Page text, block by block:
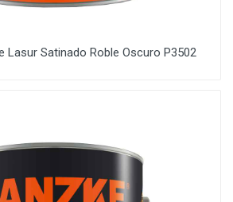
Lasur Satinado Roble Oscuro P3502